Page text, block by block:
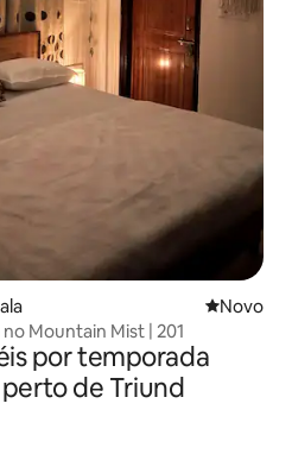
Novo
Novo
Mountain Mist | 201
por temporada
de Triund